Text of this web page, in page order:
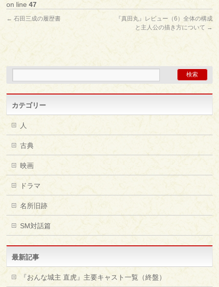
on line47
← 石田三成の履歴書
『真田丸』レビュー（6）全体の構成
と主人公の描き方について →
カテゴリー
人
古典
映画
ドラマ
名所旧跡
SM対話篇
最新記事
『おんな城主 直虎』主要キャスト一覧（終盤）